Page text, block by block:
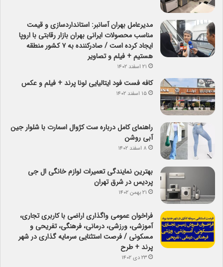
مدیرعامل بهران آسانبر: استانداردسازی و قیمت
مناسب محصولات ایرانی بهران بازار رقابتی با اروپا
ایجاد کرده است / صادرکننده به ۷ کشور منطقه
هستیم + فیلم و تصاویر
۲۱ اسفند ۱۴۰۲
کافه فست فود ایتالیایی لونا پرند + فیلم و عکس
۱۵ اسفند ۱۴۰۲
راهنمای کامل درباره ست کژوال اسمارت با شلوار جین
آبی روشن
۸ اسفند ۱۴۰۲
بهترین نمایندگی تعمیرات لوازم خانگی ال جی
پردیس در شرق تهران
۲۱ بهمن ۱۴۰۲
فراخوان عمومی واگذاری اراضی با کاربری تجاری،
آموزشی، ورزشی، درمانی، فرهنگی، تفریحی و
مسکونی / فرصت استثنایی سرمایه گذاری در شهر
پرند + طرح
۲۳ دی ۱۴۰۲